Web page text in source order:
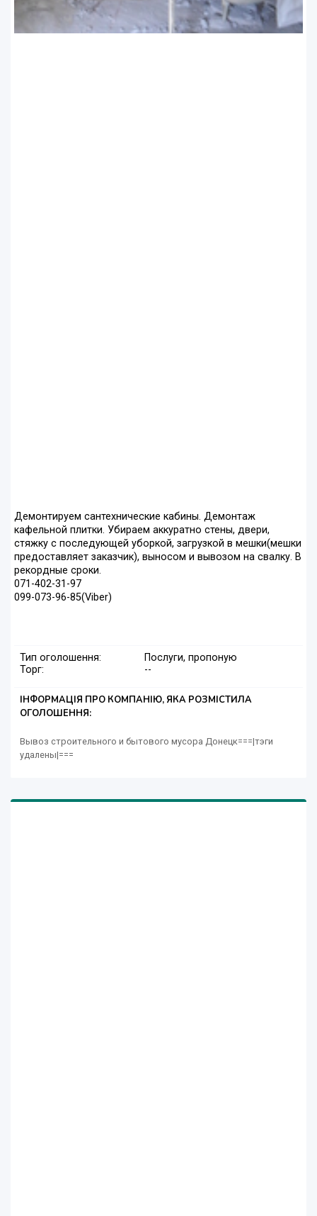
Демонтируем сантехнические кабины. Демонтаж
кафельной плитки. Убираем аккуратно стены, двери,
стяжку с последующей уборкой, загрузкой в мешки(мешки
предоставляет заказчик), выносом и вывозом на свалку. В
рекордные сроки.
071-402-31-97
099-073-96-85(Viber)
Тип оголошення:
Послуги, пропоную
Торг:
--
ІНФОРМАЦІЯ ПРО КОМПАНІЮ, ЯКА РОЗМІСТИЛА
ОГОЛОШЕННЯ:
Вывоз строительного и бытового мусора Донецк===|тэги
удалены|===